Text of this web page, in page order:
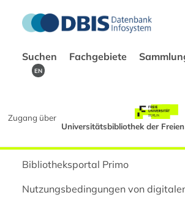
Suchen Fachgebiete
EN
Zugang über
Universitätsbibliothek der
Bibliotheksportal Primo
Nutzungsbedingungen von